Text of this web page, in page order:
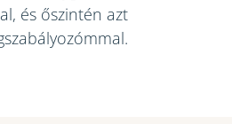
és őszintén azt